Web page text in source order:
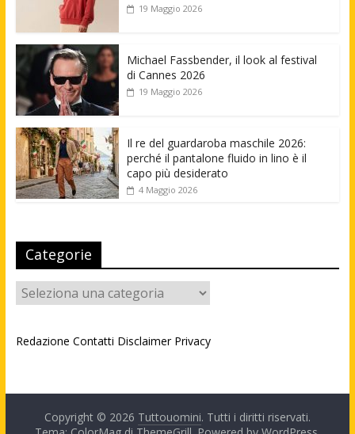
19 Maggio 2026
Michael Fassbender, il look al festival
di Cannes 2026
19 Maggio 2026
Il re del guardaroba maschile 2026:
perché il pantalone fluido in lino è il
capo più desiderato
4 Maggio 2026
Categorie
Categorie
Redazione Contatti Disclaimer Privacy
Copyright © 2026 Tuttouomini. Tutti i diritti riservati.